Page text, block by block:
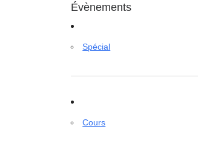
Évènements
Spécial
Cours